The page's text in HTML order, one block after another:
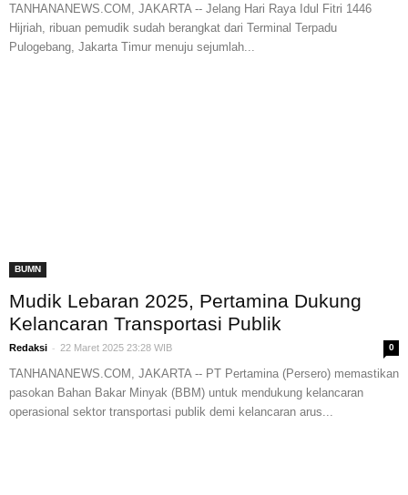
TANHANANEWS.COM, JAKARTA -- Jelang Hari Raya Idul Fitri 1446
Hijriah, ribuan pemudik sudah berangkat dari Terminal Terpadu
Pulogebang, Jakarta Timur menuju sejumlah...
BUMN
Mudik Lebaran 2025, Pertamina Dukung
Kelancaran Transportasi Publik
Redaksi - 22 Maret 2025 23:28 WIB 0
TANHANANEWS.COM, JAKARTA -- PT Pertamina (Persero) memastikan
pasokan Bahan Bakar Minyak (BBM) untuk mendukung kelancaran
operasional sektor transportasi publik demi kelancaran arus...